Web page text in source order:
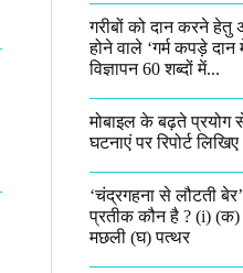
गरीबों को दान करने हेतु
होने वाले ‘गर्म कपड़े
विज्ञापन 60 शब्दों में...
मोबाइल के बढ़ते प्रयोग
घटनाएं पर रिपोर्ट
‘चंद्रगहना से लौटती
प्रतीक कौन है ? (i) (क)
मछली (घ) पत्थर